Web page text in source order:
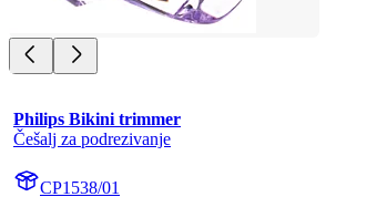
Philips Bikini trimmer
Češalj za podrezivanje
CP1538/01